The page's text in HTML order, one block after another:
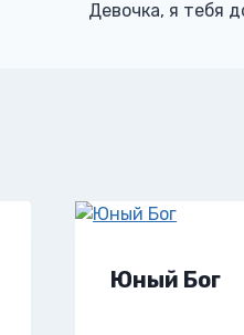
Девочка, я тебя
Юный Бог